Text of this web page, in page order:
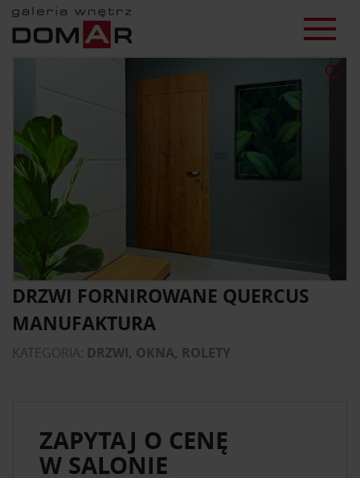
DRZWI FORNIROWANE QUERCUS
MANUFAKTURA
KATEGORIA: DRZWI, OKNA, ROLETY
ZAPYTAJ O CENĘ
W SALONIE